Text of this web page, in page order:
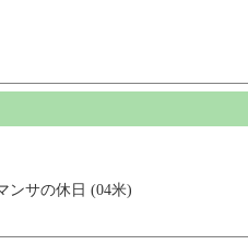
ンサの休日 (04米)